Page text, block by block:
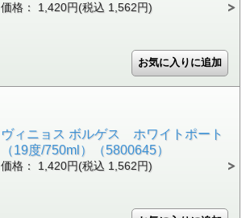
価格： 1,420円(税込 1,562円)
ヴィニョス ボルゲス ホワイトポート
（19度/750ml）（5800645）
価格： 1,420円(税込 1,562円)